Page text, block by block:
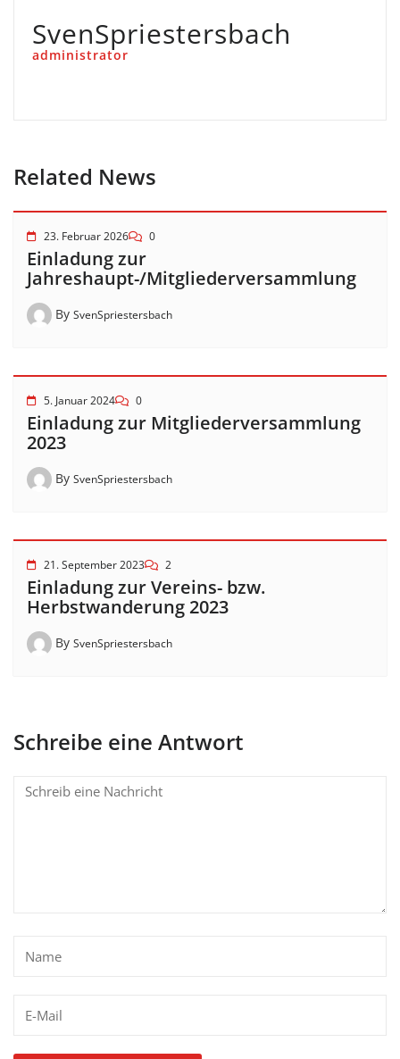
SvenSpriestersbach
administrator
Related News
23. Februar 2026 0
Einladung zur
Jahreshaupt-/Mitgliederversammlung
By SvenSpriestersbach
5. Januar 2024 0
Einladung zur Mitgliederversammlung
2023
By SvenSpriestersbach
21. September 2023 2
Einladung zur Vereins- bzw.
Herbstwanderung 2023
By SvenSpriestersbach
Schreibe eine Antwort